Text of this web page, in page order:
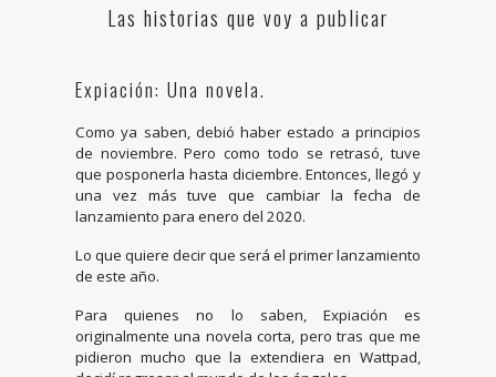
Las historias que voy a publicar
Expiación: Una novela.
Como ya saben, debió haber estado a principios
de noviembre. Pero como todo se retrasó, tuve
que posponerla hasta diciembre. Entonces, llegó y
una vez más tuve que cambiar la fecha de
lanzamiento para enero del 2020.
Lo que quiere decir que será el primer lanzamiento
de este año.
Para quienes no lo saben, Expiación es
originalmente una novela corta, pero tras que me
pidieron mucho que la extendiera en Wattpad,